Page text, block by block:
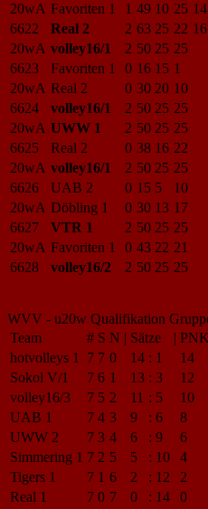
20wA Favoriten 1 1 49 10 25 14
6622
Real 2 2 63 25 22 16
20wA volley16/1 2 50 25 25
6623
Favoriten 1 0 16 15 1
20wA Real 2 0 30 20 10
6624
volley16/1 2 50 25 25
20wA UWW 1 2 50 25 25
6625
Real 2 0 38 16 22
20wA volley16/1 2 50 25 25
6626
UAB 2 0 15 5
10
20wA Döbling 1 0 30 13 17
6627
VTR 1 2 50 25 25
20wA Favoriten 1 0 43 22 21
6628
volley16/2 2 50 25 25
WVV - u20w Qualifikation
Team
# S N | Sätze | PNK
hotvolleys 1
7 7 0 14 : 1
14
Sokol V/1
7 6 1 13 : 3
12
volley16/3
7 5 2 11 : 5
10
UAB 1
7 4 3 9 : 6
8
UWW 2
7 3 4 6 : 9
6
Simmering 1 7 2 5 5 : 10
4
Tigers 1
7 1 6 2 : 12
2
Real 1
7 0 7 0 : 14 0